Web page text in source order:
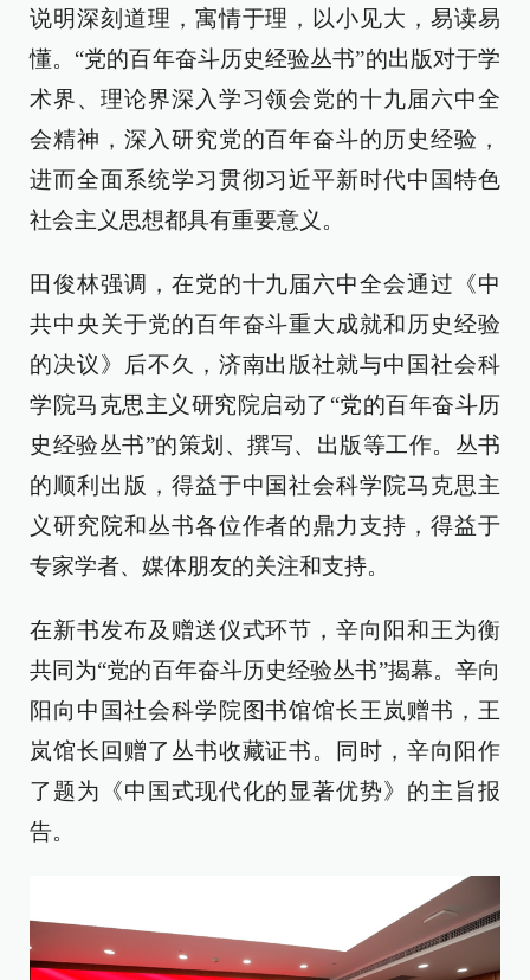
说明深刻道理，寓情于理，以小见大，易读易
懂。“党的百年奋斗历史经验丛书”的出版对于学
术界、理论界深入学习领会党的十九届六中全
会精神，深入研究党的百年奋斗的历史经验，
进而全面系统学习贯彻习近平新时代中国特色
社会主义思想都具有重要意义。
田俊林强调，在党的十九届六中全会通过《中
共中央关于党的百年奋斗重大成就和历史经验
的决议》后不久，济南出版社就与中国社会科
学院马克思主义研究院启动了“党的百年奋斗历
史经验丛书”的策划、撰写、出版等工作。丛书
的顺利出版，得益于中国社会科学院马克思主
义研究院和丛书各位作者的鼎力支持，得益于
专家学者、媒体朋友的关注和支持。
在新书发布及赠送仪式环节，辛向阳和王为衡
共同为“党的百年奋斗历史经验丛书”揭幕。辛向
阳向中国社会科学院图书馆馆长王岚赠书，王
岚馆长回赠了丛书收藏证书。同时，辛向阳作
了题为《中国式现代化的显著优势》的主旨报
告。